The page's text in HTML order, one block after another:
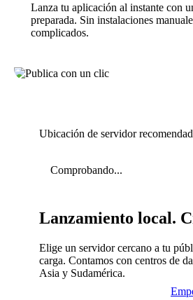
Lanza tu aplicación al instante con
preparada. Sin instalaciones
complicados.
Ubicación de servidor
Comprobando...
Lanzamiento local.
Elige un servidor cercano a tu
carga. Contamos con centros de
Asia y Sudamérica.